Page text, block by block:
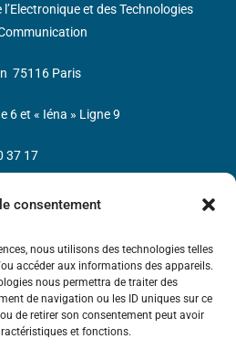
consentement
nous utilisons des technologies telles
accéder aux informations des appareils.
nous permettra de traiter des
de navigation ou les ID uniques sur ce
de retirer son consentement peut avoir
et fonctions.
d’André-
l’Electronique et des Technologies
75116 Paris
6 et « Iéna » Ligne 9
37 17
Code APE : 9412Z TVA intra-
393 232